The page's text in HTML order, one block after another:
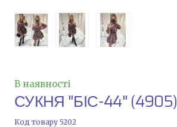
В наявності
СУКНЯ "БІС-44"(4905)
Код товару 5202